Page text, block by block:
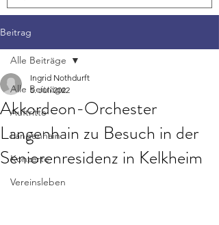
Beitrag
Alle Beiträge
Auftritte
Langenhain
Konzerte
Vereinsleben
Alle Beiträge
Akkordeon-Orchester
Langenhain zu Besuch in der
Seniorenresidenz in Kelkheim
Ingrid Nothdurft
5. Juli 2022